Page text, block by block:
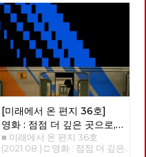
돌입했다. 이 농성은 6월 16일까
지 이어졌고 투쟁 142일 만에 직
접 고용 쟁취로 마무리 되었다.
신라대학교(총장 김충석)와 민
주노총 부산지역일반노조(위원
장 박문석)가 6월 16일 오전 9시
30분, 대학 본부 접견실에서 극
적으로 합의를 하였다. 합의 내
용은 투쟁하는 조합원 모두를 대
학이 직접 고용하고, 65세까지
정년을 보장한다는 것 등이다.
부산일반노조 신라대지회 청소
노동자 직접고용 쟁취를 위한 투
쟁은 10년이라는 시간이 걸렸다.
[미래에서 온 편지 36호]
영화 : 점점 더 깊은 곳으로,
감춰지고 사라지는 노동에
관한 관찰기 <언더그라운드>
■ 미래에서 온 편지 36호
(2021.08.) □ 영화 : 점점 더 깊은